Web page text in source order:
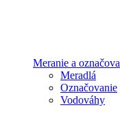
Meranie a
Meradlá
Označovanie
Vodováhy